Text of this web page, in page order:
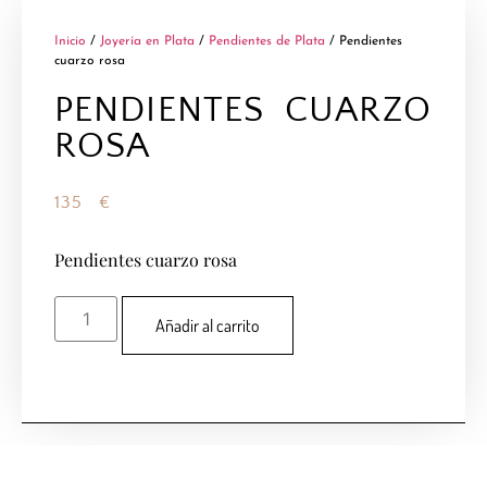
Inicio / Joyería en Plata / Pendientes de Plata / Pendientes
cuarzo rosa
PENDIENTES CUARZO
ROSA
135€
Pendientes cuarzo rosa
Añadir al carrito